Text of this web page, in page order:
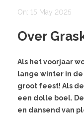
On: 15 May 2025
Over
Als het voorjaar
lange winter in
groot feest! Als
een dolle boel.
en dansend van